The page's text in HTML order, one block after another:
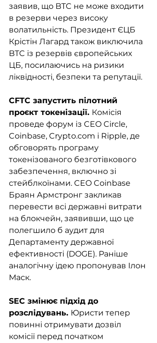
заявив, що BTC не може входити
в резерви через високу
волатильність. Президент ЄЦБ
Крістін Лагард також виключила
BTC із резервів європейських
ЦБ, посилаючись на ризики
ліквідності, безпеки та репутації.
CFTC запустить пілотний
проєкт токенізації. Комісія
проведе форум із CEO Circle,
Coinbase, Crypto.com і Ripple, де
обговорять програму
токенізованого безготівкового
забезпечення, включно зі
стейблкоїнами. CEO Coinbase
Браян Армстронг закликав
перевести всі державні витрати
на блокчейн, заявивши, що це
полегшило б аудит для
Департаменту державної
ефективності (DOGE). Раніше
аналогічну ідею пропонував Ілон
Маск.
SEC змінює підхід до
розслідувань. Юристи тепер
повинні отримувати дозвіл
комісії перед початком